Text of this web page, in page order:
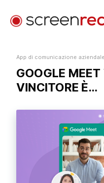
Accedi
App di comunicazione aziendale
GOOGLE
VINCITORE È...